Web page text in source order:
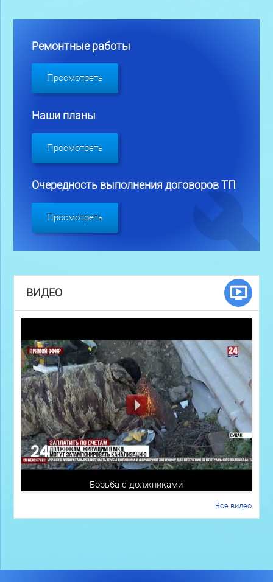
Ремонтные работы
Просмотреть
Наши планы
Просмотреть
Очередность выполнения договоров ТП
Просмотреть
ВИДЕО
Борьба с должниками
Все видео